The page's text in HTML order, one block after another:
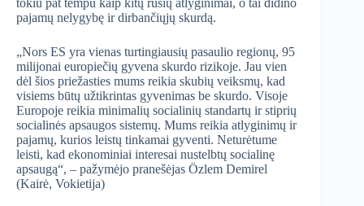
tokiu pat tempu kaip kitų rūšių atlyginimai, o tai didino
pajamų nelygybę ir dirbančiųjų skurdą.
„Nors ES yra vienas turtingiausių pasaulio regionų, 95
milijonai europiečių gyvena skurdo rizikoje. Jau vien
dėl šios priežasties mums reikia skubių veiksmų, kad
visiems būtų užtikrintas gyvenimas be skurdo. Visoje
Europoje reikia minimalių socialinių standartų ir stiprių
socialinės apsaugos sistemų. Mums reikia atlyginimų ir
pajamų, kurios leistų tinkamai gyventi. Neturėtume
leisti, kad ekonominiai interesai nustelbtų socialinę
apsaugą“, – pažymėjo pranešėjas Ӧzlem Demirel
(Kairė, Vokietija)